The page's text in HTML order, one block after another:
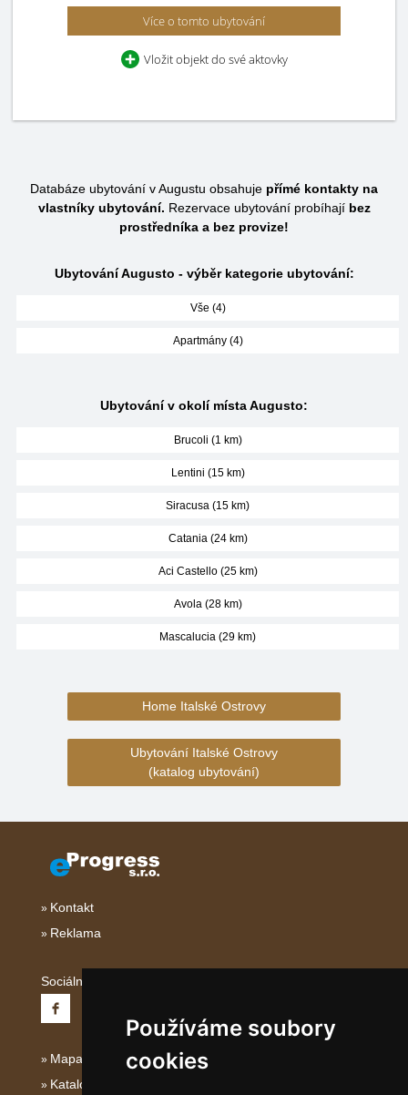
Používáme soubory
cookies
Více o tomto ubytování
Vložit objekt do své aktovky
Databáze ubytování v Augustu obsahuje přímé kontakty na
vlastníky ubytování. Rezervace ubytování probíhají bez
prostředníka a bez provize!
Ubytování Augusto - výběr kategorie ubytování:
Vše (4)
Apartmány (4)
Ubytování v okolí místa Augusto:
Brucoli (1 km)
Lentini (15 km)
Siracusa (15 km)
Catania (24 km)
Aci Castello (25 km)
Avola (28 km)
Mascalucia (29 km)
Home Italské Ostrovy
Ubytování Italské Ostrovy
(katalog ubytování)
Kontakt
Reklama
Sociální sítě:
Mapa serveru Italské Ostrovy
Katalog ubytování